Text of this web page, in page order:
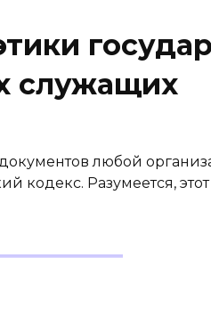
служащих
любой
кодекс. Разумеется,